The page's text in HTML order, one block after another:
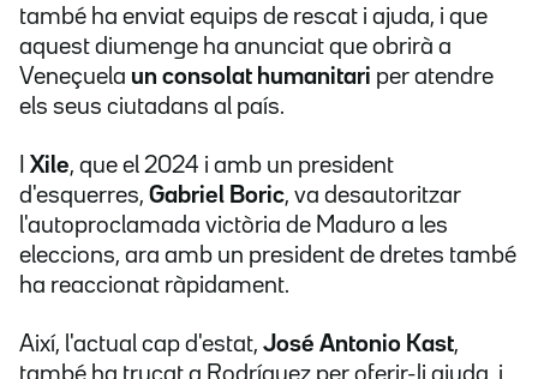
també ha enviat equips de rescat i ajuda, i que
aquest diumenge ha anunciat que obrirà a
Veneçuela un consolat humanitari per atendre
els seus ciutadans al país.
Xile, que el 2024 i amb un president
d'esquerres, Gabriel Boric, va desautoritzar
l'autoproclamada victòria de Maduro a les
eleccions, ara amb un president de dretes també
ha reaccionat ràpidament.
Així, l'actual cap d'estat, José Antonio Kast,
també ha trucat a Rodríguez per oferir-li ajuda, i